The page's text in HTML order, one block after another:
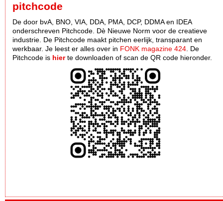
pitchcode
De door bvA, BNO, VIA, DDA, PMA, DCP, DDMA en IDEA
onderschreven Pitchcode. Dè Nieuwe Norm voor de creatieve
industrie. De Pitchcode maakt pitchen eerlijk, transparant en
werkbaar. Je leest er alles over in FONK magazine 424 . De
Pitchcode is hierte downloaden of scan de QR code hieronder.